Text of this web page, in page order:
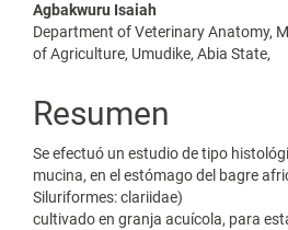
Agbakwuru Isaiah
Department of Veterinary Anatomy,
of Agriculture, Umudike, Abia State,
Resumen
Se efectuó un estudio de tipo
mucina, en el estómago del bagre
Siluriformes: clariidae)
cultivado en granja acuícola, para